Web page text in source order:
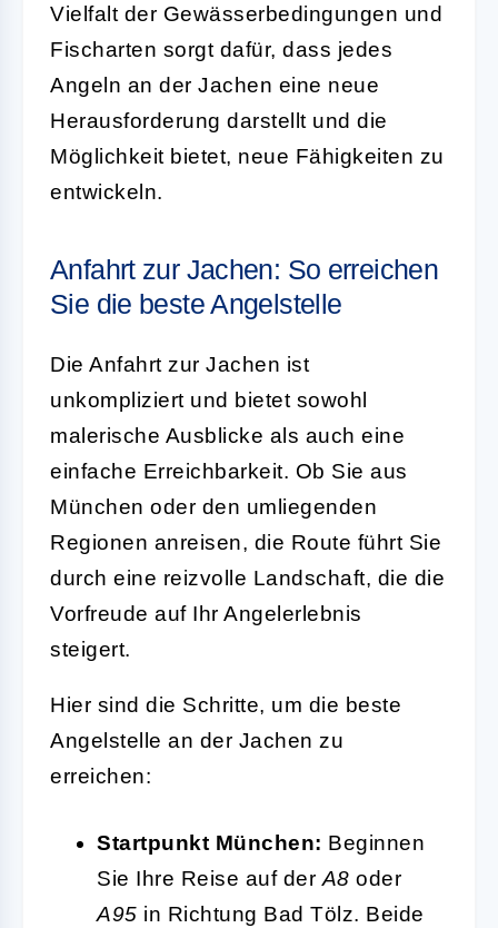
Vielfalt der Gewässerbedingungen und
Fischarten sorgt dafür, dass jedes
Angeln an der Jachen eine neue
Herausforderung darstellt und die
Möglichkeit bietet, neue Fähigkeiten zu
entwickeln.
Anfahrt zur Jachen: So erreichen
Sie die beste Angelstelle
Die Anfahrt zur Jachen ist
unkompliziert und bietet sowohl
malerische Ausblicke als auch eine
einfache Erreichbarkeit. Ob Sie aus
München oder den umliegenden
Regionen anreisen, die Route führt Sie
durch eine reizvolle Landschaft, die die
Vorfreude auf Ihr Angelerlebnis
steigert.
Hier sind die Schritte, um die beste
Angelstelle an der Jachen zu
erreichen:
Startpunkt München: Beginnen
Sie Ihre Reise auf der A8 oder
A95 in Richtung Bad Tölz. Beide